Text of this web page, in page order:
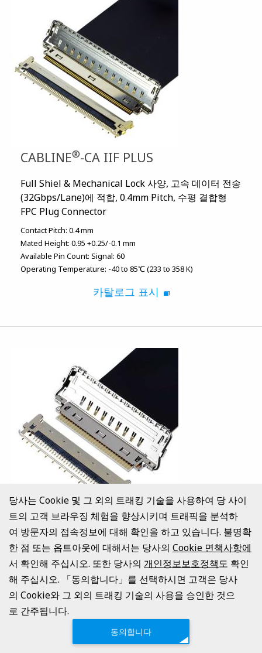
CABLINE®-CA IIF PLUS
Full Shiel & Mechanical Lock 사양, 고속 데이터 전송
(32Gbps/Lane)에 적합, 0.4mm Pitch, 수평 결합형
FPC Plug Connector
Contact Pitch: 0.4 mm
Mated Height: 0.95 +0.25/-0.1 mm
Available Pin Count: Signal: 60
Operating Temperature: -40 to 85℃ (233 to 358 K)
카탈로그 표시
CABLINE ®-VS IIF
Full Shield & Mechanical Lock로 완전 차폐, 고속 데
이터 전송(32Gbps/Lane)에 적합, 0.5mm Pitch, 수평
결합형 FPC PLUG Connector
Contact Pitch:0.5 mm
Mated Height:
Available Pin Count:Signal: 30, 40
-40 to 85℃ (233 to 358 K)
당사는 Cookie 및 그 외의 트래킹 기술을 사용하여 당 사이
트의 고객 브라우징 체험을 향상시키며 트래픽을 분석하
여 방문자의 접속정보에 대해 확인을 하고 있습니다. 불명확
한 점 또는 옵트아웃에 대해서는 당사의 Cookie 면책사항에
서 확인해 주십시오. 또한 당사의 개인정보보호정책도 확인
해 주십시오. 「동의합니다」를 선택하시면 고객은 당사
의 Cookie와 그 외의 트래킹 기술의 사용을 승인한 것으
로 간주됩니다.
동의합니다